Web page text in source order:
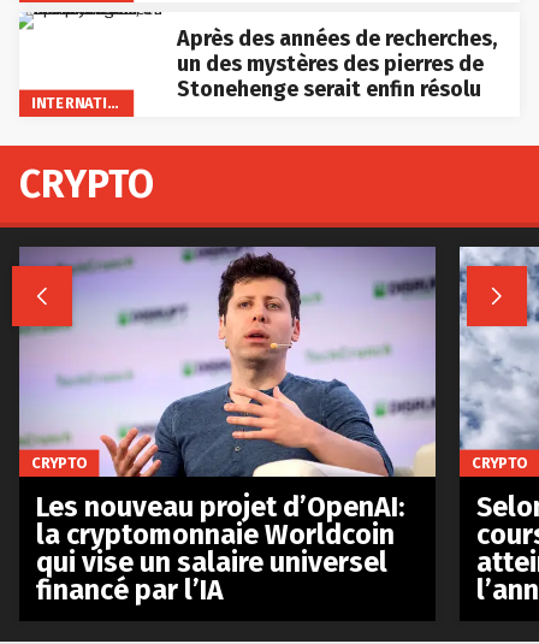
INTERNATIONAL
Après des années de recherches,
un des mystères des pierres de
Stonehenge serait enfin résolu
CRYPTO
 
CRYPTO
Les nouveau projet d’OpenAI:
la cryptomonnaie Worldcoin
qui vise un salaire universel
financé par l’IA
CRYPTO